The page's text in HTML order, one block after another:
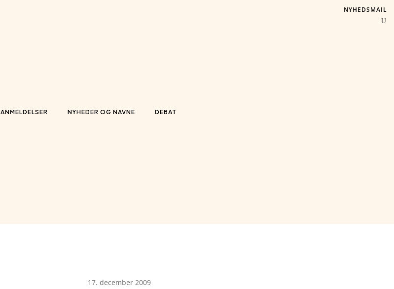
ANMELDELSER NYHEDER OG NAVNE DEBAT
NYHEDSMAIL
17. december 2009